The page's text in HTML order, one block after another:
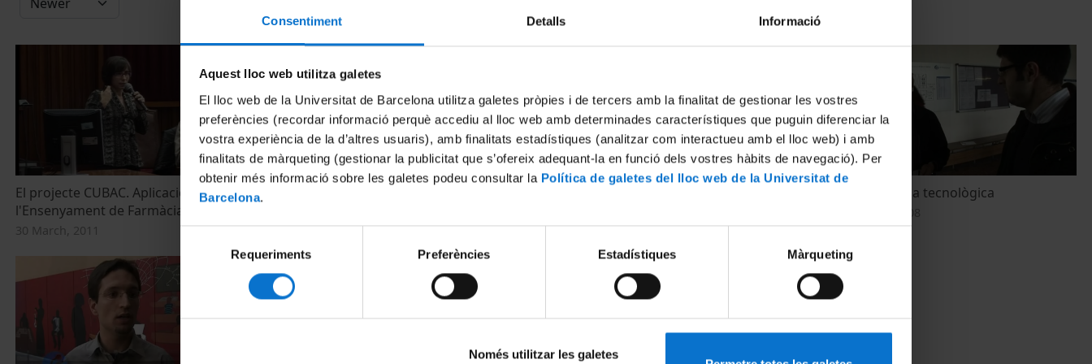
Consentiment Detalls Informació
Aquest lloc web utilitza galetes
El lloc web de la Universitat de Barcelona utilitza galetes pròpies i de tercers amb la finalitat de gestionar les vostres
preferències (recordar informació perquè accediu al lloc web amb determinades característiques que puguin diferenciar la
vostra experiència de la d’altres usuaris), amb finalitats estadístiques (analitzar com interactueu amb el lloc web) i amb
finalitats de màrqueting (gestionar la publicitat que s’ofereix adequant-la en funció dels vostres hàbits de navegació). Per
obtenir més informació sobre les galetes podeu consultar la Política de galetes del lloc web de la Universitat de
Barcelona.
de
consentiment
Requeriments Preferències Estadístiques Màrqueting
Només utilitzar les galetes
El projecte CUBAC. Aplicació a
l'Ensenyament de Farmàcia
30 March, 2011 15 September, 2008
La transferència tecnològica